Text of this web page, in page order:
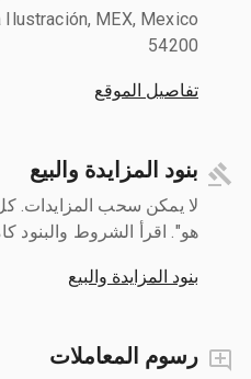
MEX, Mexico
54200
تفاصيل الموقع
بنود المزايدة والبيع
لا يمكن سحب المزايدات.
هو". اقرأ الشروط والبنود
بنود المزايدة والبيع
رسوم المعاملات